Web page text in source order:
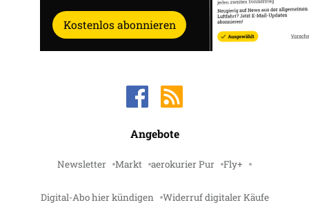
Kostenlos abonnieren
Angebote
Newsletter Markt aerokurier Pur Fly+
Digital-Abo hier kündigen Widerruf digitaler Käufe